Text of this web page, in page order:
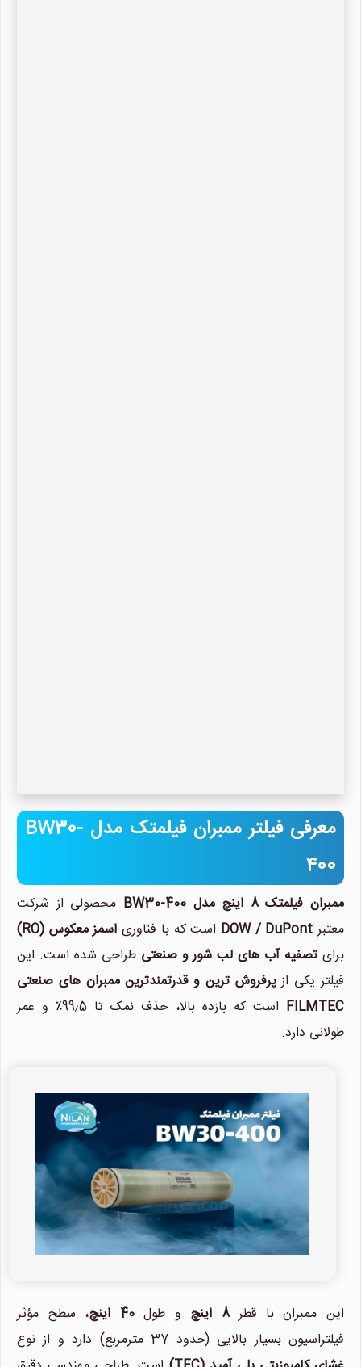
معرفی فیلتر ممبران فیلمتک مدل BW30-
400
ممبران فیلمتک 8 اینچ مدل BW30-400
محصولی از شرکت
معتبرDOW / DuPont است که با فناوری اسمز معکوس (RO)
برای تصفیه آب های لب شور و صنعتی طراحی شده است. این
فیلتر یکی ازپرفروش ترین و قدرتمندترین ممبران های صنعتی
FILMTEC
است که بازده بالا، حذف نمک تا 99٫5٪ و عمر
طولانی دارد.
این ممبران با قطر8 اینچ و طول40 اینچ
، سطح مؤثر
فیلتراسیون بسیار بالایی (حدود 37 مترمربع) دارد و از نوع